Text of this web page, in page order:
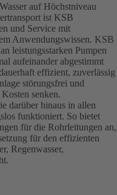
auf Höchstniveau
ist KSB
und Service mit
Anwendungswissen. KSB
leistungsstarken Pumpen
aufeinander abgestimmt
effizient, zuverlässig
störungsfrei und
senken.
darüber hinaus in allen
funktioniert. So bietet
für die Rohrleitungen an,
für den effizienten
Regenwasser,